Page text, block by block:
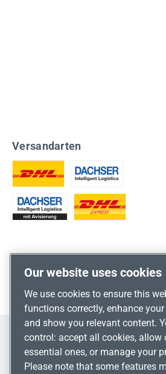
Versandarten
Our website uses cookies
We use cookies to ensure this
functions correctly, enhance your
and show you relevant content.
control: accept all cookies, allow
essential ones, or manage your
Please note that some features